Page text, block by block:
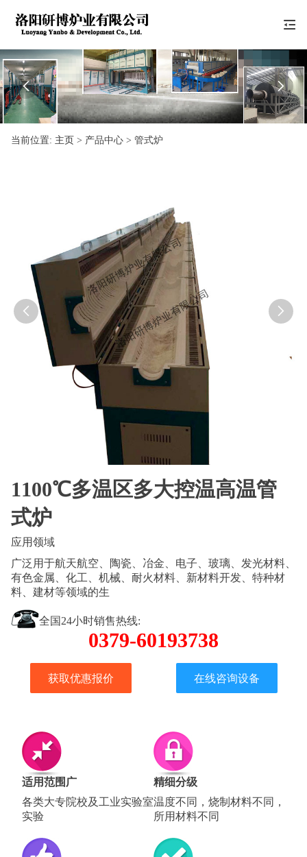
 
当前位置: 主页 > 产品中心 > 管式炉
 
1100℃多温区多大控温高温管
式炉
应用领域
广泛用于航天航空、陶瓷、冶金、电子、玻璃、发光材料、
有色金属、化工、机械、耐火材料、新材料开发、特种材
料、建材等领域的生
全国24小时销售热线:
0379-60193738
获取优惠报价 在线咨询设备
适用范围广
各类大专院校及工业实验室
实验
精细分级
温度不同，烧制材料不同，
所用材料不同